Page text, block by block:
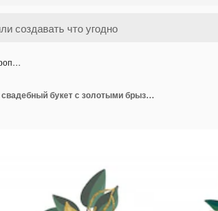
Золотые зеленые тропические листья свадебный букет с золотыми брызгами изолированы. Цветочные векторные иллюстрации композиция в стиле акварели. Ботанический арт дизайн